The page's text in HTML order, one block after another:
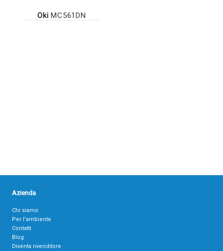
Oki MC561DN
Azienda
Chi siamo
Per l’ambiente
Contatti
Blog
Diventa rivenditore